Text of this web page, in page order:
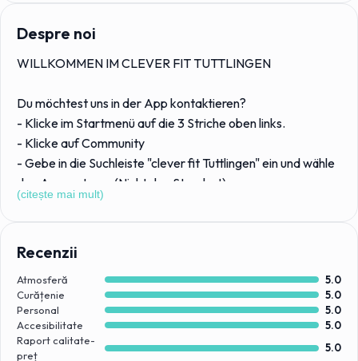
Despre noi
WILLKOMMEN IM CLEVER FIT TUTTLINGEN
Du möchtest uns in der App kontaktieren?
- Klicke im Startmenü auf die 3 Striche oben links.
- Klicke auf Community
- Gebe in die Suchleiste "clever fit Tuttlingen" ein und wähle
den Account aus. (Nicht den Standort)
- Klicke auf dem Profil oben rechts auf die Sprechblase und
Wenn Du aktiv leben willst, bietet Dir Dein clever fit die
besten Voraussetzungen. Mach es Dir einfach mit clever fit
und trainiere Deinen ganzen Körper. Gerne auch mit
professionell erstelltem Trainingsplan. Flexible
(citește mai mult)
Recenzii
Atmosferă
5.0
Curățenie
5.0
Personal
5.0
Accesibilitate
5.0
Raport calitate-
preț
5.0